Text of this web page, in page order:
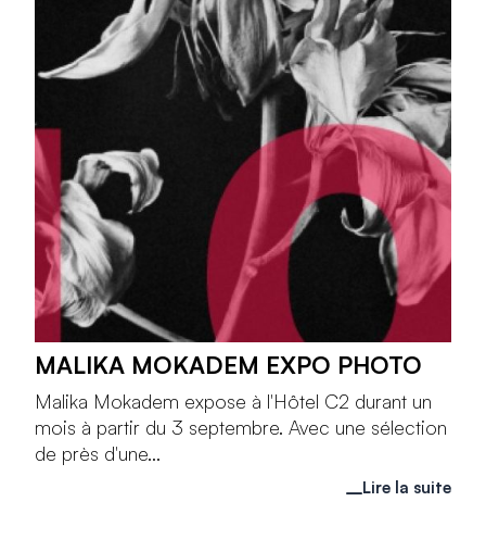
MALIKA MOKADEM EXPO PHOTO
Malika Mokadem expose à l'Hôtel C2 durant un
mois à partir du 3 septembre. Avec une sélection
de près d'une...
Lire la suite